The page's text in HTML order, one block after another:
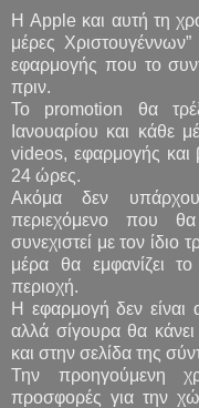
Η Apple και αυτή τη
μέρες
εφαρμογής που το
πριν.
Το promotion θα
Ιανουαρίου και κάθε
videos, εφαρμογής και
24 ώρες.
Ακόμα δεν
περιεχόμενο που
συνεχιστεί με τον ίδιο
μέρα θα εμφανίζει
περιοχή.
Η εφαρμογή δεν είναι
αλλά σίγουρα θα
και στην σελίδα της
Την προηγούμενη
προσφορές για την